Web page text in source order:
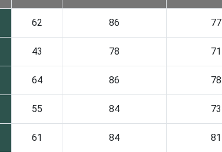
62 86 77
43 78 71
64 86 78
55 84 73
61 84 81